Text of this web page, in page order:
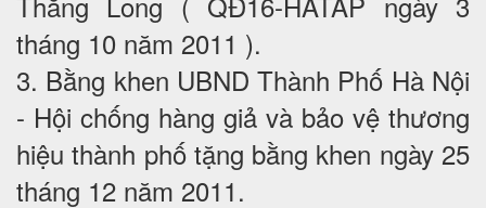
tháng 10 năm 2011 ).
3. Bằng khen UBND Thành Phố Hà Nội
- Hội chống hàng giả và bảo vệ thương
hiệu thành phố tặng bằng khen ngày 25
tháng 12 năm 2011.